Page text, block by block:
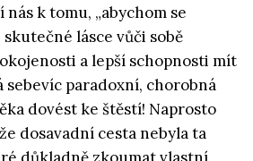
k tomu, „abychom se
lásce vůči sobě
a lepší schopnosti mít
sebevíc paradoxní, chorobná
dovést ke štěstí! Naprosto
dosavadní cesta nebyla ta